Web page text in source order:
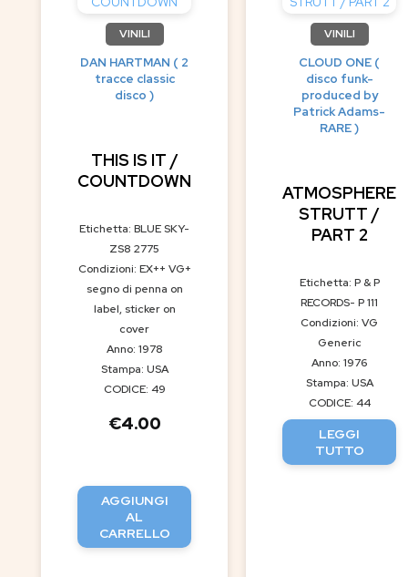
VINILI
DAN HARTMAN ( 2
tracce classic
disco )
THIS IS IT /
COUNTDOWN
Etichetta: BLUE SKY-
ZS8 2775
Condizioni: EX++ VG+
segno di penna on
label, sticker on
cover
Anno: 1978
Stampa: USA
CODICE: 49
€4.00
AGGIUNGI
AL
CARRELLO
VINILI
CLOUD ONE (
disco funk-
produced by
Patrick Adams-
RARE )
ATMOSPHERE
STRUTT /
PART 2
Etichetta: P & P
RECORDS- P 111
Condizioni: VG
Generic
Anno: 1976
Stampa: USA
CODICE: 44
LEGGI
TUTTO